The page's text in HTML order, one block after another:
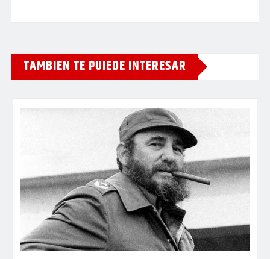
TAMBIEN TE PUIEDE INTERESAR